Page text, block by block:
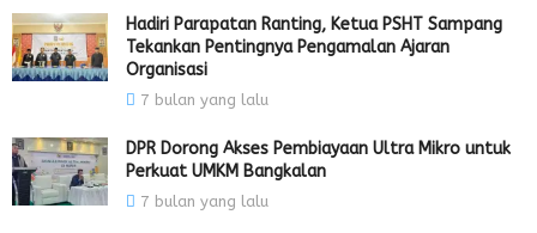
Hadiri Parapatan Ranting, Ketua PSHT Sampang
Tekankan Pentingnya Pengamalan Ajaran
Organisasi
7 bulan yang lalu
DPR Dorong Akses Pembiayaan Ultra Mikro untuk
Perkuat UMKM Bangkalan
7 bulan yang lalu